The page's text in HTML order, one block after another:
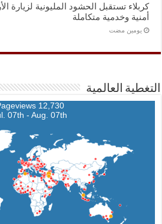
كربلاء تستقبل الحشود المليونية لزيارة
أمنية وخدمية متكاملة
‏يومين مضت
التغطية العالمية
12,730 Pageviews
07th - Aug. 07th